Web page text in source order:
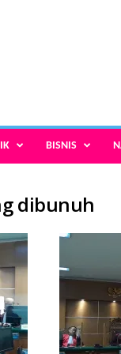
BISNIS
dibunuh